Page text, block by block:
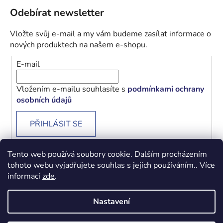
Tento web používá soubory cookie. Dalším procházením
tohoto webu vyjadřujete souhlas s jejich používáním.. Více
informacízde.
Nastavení
Odebírat newsletter
Vložte svůj e-mail a my vám budeme zasílat informace o
nových produktech na našem e-shopu.
E-mail
Vložením e-mailu souhlasíte s podmínkami ochrany
osobních údajů
PŘIHLÁSIT SE
Obchodní podmínky Podmínky ochrany osobních údajů